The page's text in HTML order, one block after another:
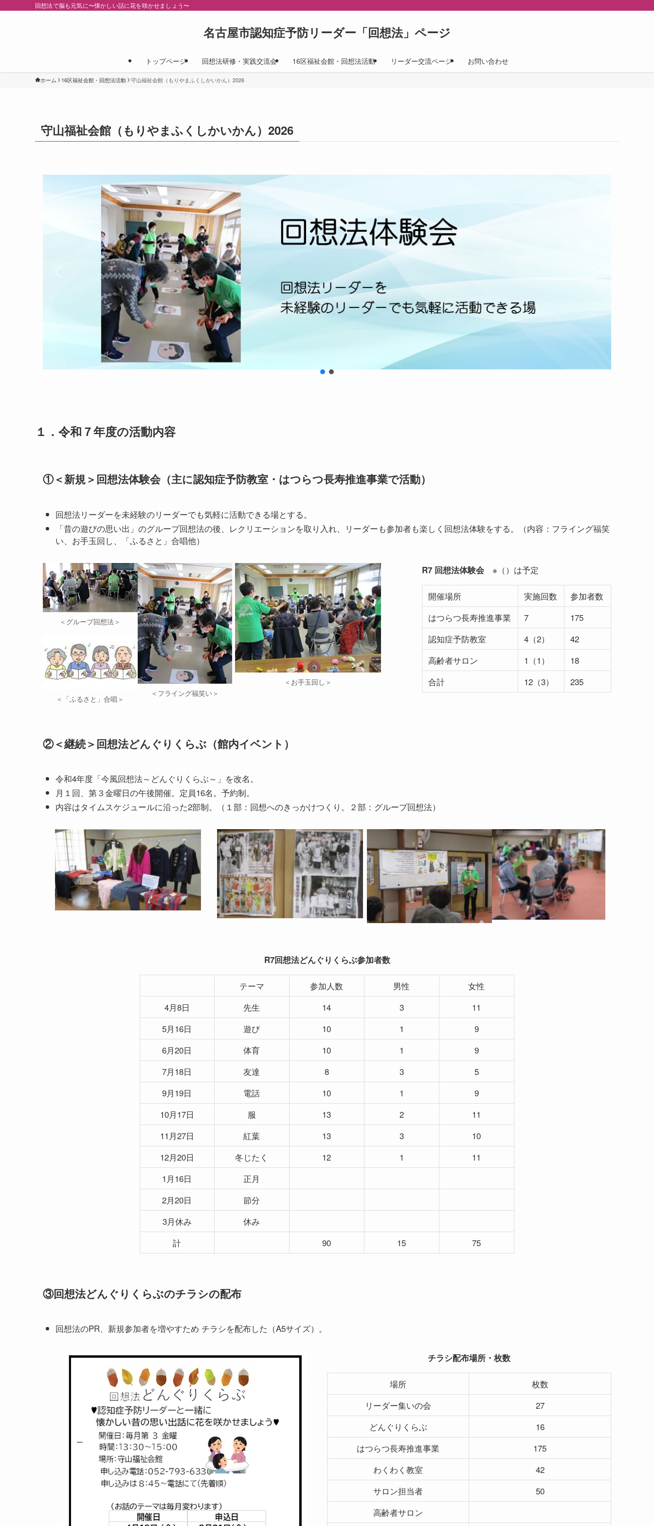
回想法で脳も元気に〜懐かしい話に花を咲かせましょう〜
名古屋市認知症予防リーダー「回想法」ページ
トップページ 回想法研修・実践交流会 16区福祉会館・回想法活動 リーダー交流ページ お問い合わせ
ホーム 16区福祉会館・回想法活動 守山福祉会館（もりやまふくしかいかん）2026
守山福祉会館（もりやまふくしかいかん）2026
１．令和７年度の活動内容
①＜新規＞回想法体験会（主に認知症予防教室・はつらつ長寿推進事業で活動）
回想法リーダーを未経験のリーダーでも気軽に活動できる場とする。
「昔の遊びの思い出」のグループ回想法の後、レクリエーションを取り入れ、リーダーも参加者も楽しく回想法体験をする。（内容：フライング福笑
い、お手玉回し、「ふるさと」合唱他）
＜グループ回想法＞
＜「ふるさと」合唱＞
＜フライング福笑い＞
＜お手玉回し＞
R7 回想法体験会※（）は予定
開催場所 実施回数
参加者数
はつらつ長寿推進事業
7
175
認知症予防教室
4（2）
42
高齢者サロン
1（1）
18
合計
12（3） 235
②＜継続＞回想法どんぐりくらぶ（館内イベント）
令和4年度「今風回想法～どんぐりくらぶ～」を改名。
月１回、第３金曜日の午後開催。定員16名。予約制。
内容はタイムスケジュールに沿った2部制。（１部：回想へのきっかけつくり。２部：グループ回想法）
R7回想法どんぐりくらぶ参加者数
テーマ 参加人数 男性
女性
4月8日
先生 14 3
11
5月16日
遊び 10 1
9
6月20日
体育 10 1
9
7月18日
友達 8 3
5
9月19日
電話 10 1
9
10月17日
服 13 2
11
11月27日
紅葉 13 3
10
12月20日
冬じたく 12 1
11
1月16日
正月
2月20日
節分
3月休み
休み
計
90 15 75
③回想法どんぐりくらぶのチラシの配布
回想法のPR、新規参加者を増やすため チラシを配布した（A5サイズ）。
チラシ配布場所・枚数
場所
枚数
リーダー集いの会
27
どんぐりくらぶ
16
はつらつ長寿推進事業
175
わくわく教室
42
サロン担当者
50
高齢者サロン